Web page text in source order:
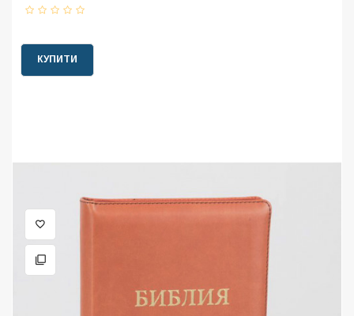
КУПИТИ